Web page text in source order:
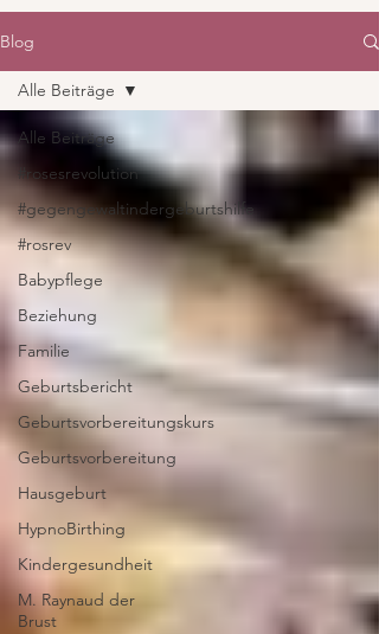
Blog
Alle Beiträge
#rosesrevolution
#gegengewaltindergeburtshilfe
#rosrev
Babypflege
Beziehung
Familie
Geburtsbericht
Geburtsvorbereitungskurs
Geburtsvorbereitung
Hausgeburt
HypnoBirthing
Kindergesundheit
M. Raynaud der
Brust
Alle Beiträge